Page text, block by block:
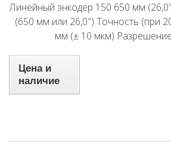
Линейный энкодер 150 650 мм
(650 мм или 26,0″) Точность (при
мм (± 10 мкм)
Цена и
наличие